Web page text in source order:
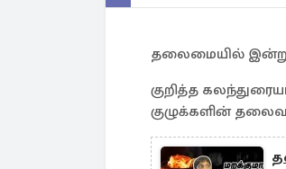
தலைமையில் இன்று
குறித்த
குழுக்களின்